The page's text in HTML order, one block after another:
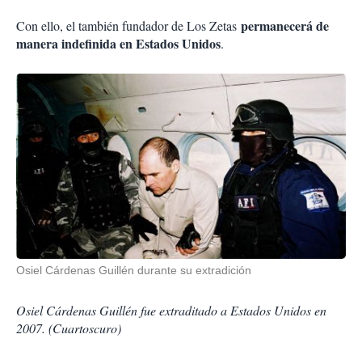
Con ello, el también fundador de Los Zetas permanecerá de
manera indefinida en Estados Unidos.
Osiel Cárdenas Guillén durante su extradición
Osiel Cárdenas Guillén fue extraditado a Estados Unidos en
2007. (Cuartoscuro)